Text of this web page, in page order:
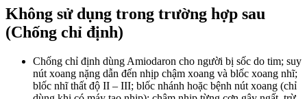
Không sử dụng trong trường hợp sau
(Chống chỉ định)
Chống chỉ định dùng Amiodaron cho người bị sốc do tim; suy
nút xoang nặng dẫn đến nhịp chậm xoang và blốc xoang nhĩ;
blốc nhĩ thất độ II – III; blốc nhánh hoặc bệnh nút xoang (chỉ